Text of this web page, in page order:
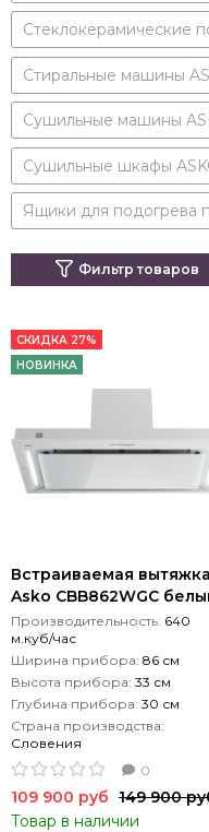
Стеклокерамические
Стиральные машины
Сушильные машины
Сушильные шкафы
Ящики для подогрева
Фильтр товаров
СКИДКА 27%
НОВИНКА
Встраиваемая вытяжка
Asko CBB862WGC
Производительность: 640
м.куб/час
Ширина прибора: 86 см
Высота прибора: 33 см
Глубина прибора: 30 см
Страна производства:
Словения
0
109 900 руб 149 900
Товар в наличии